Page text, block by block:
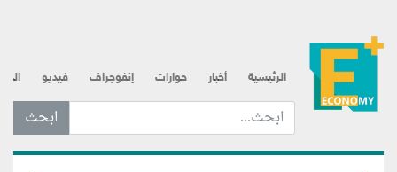
الرئيسية أخبار حوارات إنفوجراف فيديو
ابحث عن... :